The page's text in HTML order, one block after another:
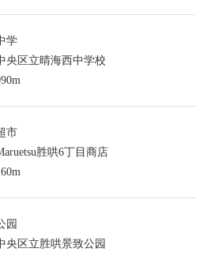
学
央区立晴海西中学校
市
胜哄6丁目商店
园
央区立胜哄景致公园